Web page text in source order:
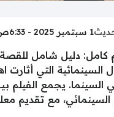
1 سبتمبر 2025 - 6:33ص
السينما. يجمع
مع تقديم